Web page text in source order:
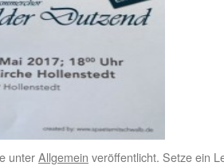
unterAllgemein veröffentlicht. Setze ein